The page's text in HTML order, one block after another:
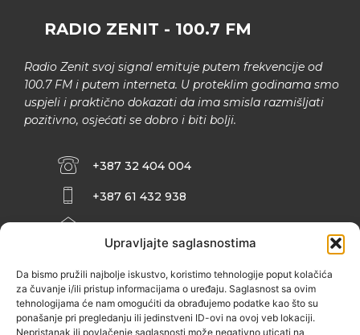
Upravljajte saglasnostima
Da bismo pružili najbolje iskustvo, koristimo tehnologije poput kolačića
za čuvanje i/ili pristup informacijama o uređaju. Saglasnost sa ovim
tehnologijama će nam omogućiti da obrađujemo podatke kao što su
ponašanje pri pregledanju ili jedinstveni ID-ovi na ovoj veb lokaciji.
Nepristanak ili povlačenje saglasnosti može negativno uticati na
RADIO ZENIT - 100.7 FM
Radio Zenit svoj signal emituje putem frekvencije od
100.7 FM i putem interneta. U proteklim godinama smo
uspjeli i praktično dokazati da ima smisla razmišljati
pozitivno, osjećati se dobro i biti bolji.
+387 32 404 004
+387 61 432 938
ZENIČANKA, 3. SPRAT), 72000 ZENICA